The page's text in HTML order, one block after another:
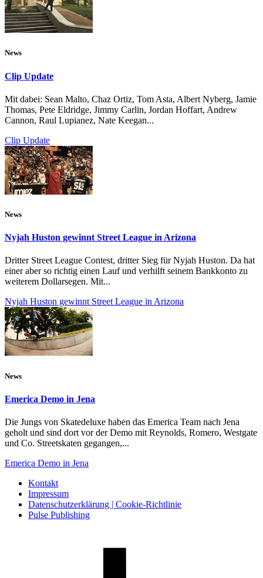
News
Clip Update
Mit dabei: Sean Malto, Chaz Ortiz, Tom Asta, Albert Nyberg, Jamie
Thomas, Pete Eldridge, Jimmy Carlin, Jordan Hoffart, Andrew
Cannon, Raul Lupianez, Nate Keegan...
Clip Update
News
Nyjah Huston gewinnt Street League in Arizona
Dritter Street League Contest, dritter Sieg für Nyjah Huston. Da hat
einer aber so richtig einen Lauf und verhilft seinem Bankkonto zu
weiterem Dollarsegen. Mit...
Nyjah Huston gewinnt Street League in Arizona
News
Emerica Demo in Jena
Die Jungs von Skatedeluxe haben das Emerica Team nach Jena
geholt und sind dort vor der Demo mit Reynolds, Romero, Westgate
und Co. Streetskaten gegangen,...
Emerica Demo in Jena
Kontakt
Impressum
Datenschutzerklärung | Cookie-Richtlinie
Pulse Publishing